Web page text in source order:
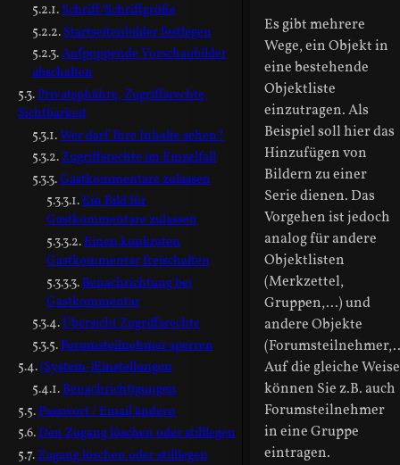
Schrift/Schriftgröße
Startseitenbilder festlegen
Aufpoppende Vorschaubilder
abschalten
Privatsphähre, Zugriffsrechte,
Sichtbarkeit
Wer darf Ihre Inhalte sehen?
Zugriffsrechte im Einzelfall
Gastkommentare zulassen
Ein Bild für
Gastkommentare zulassen
Einen konkreten
Gastkommentar freischalten
Benachrichtung bei
Gastkommentar
Übersicht Zugriffsrechte
Forumsteilnehmer sperren
(System-)Einstellungen
Benachrichtigungen
Passwort / Email ändern
Den Zugang löschen oder stilllegen
Zugang löschen oder stilllegen
Es gibt mehrere
Wege, ein Objekt in
eine bestehende
Objektliste
einzutragen. Als
Beispiel soll hier das
Hinzufügen von
Bildern zu einer
Serie dienen. Das
Vorgehen ist jedoch
analog für andere
Objektlisten
(Merkzettel,
Gruppen,...) und
andere Objekte
Auf die gleiche Weise
können Sie z.B. auch
Forumsteilnehmer
in eine Gruppe
eintragen.